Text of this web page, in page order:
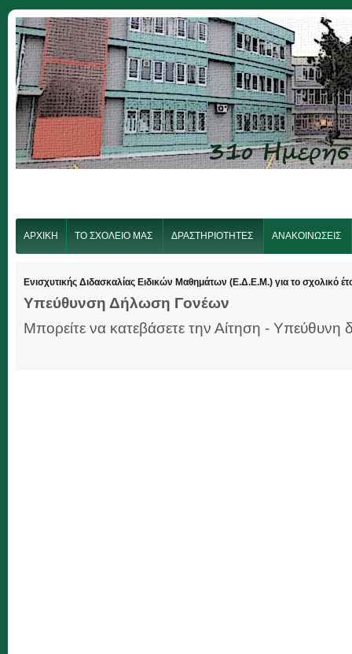
ΑΡΧΙΚΗ ΤΟ ΣΧΟΛΕΙΟ ΜΑΣ ΔΡΑΣΤΗΡΙΟΤΗΤΕΣ ΑΝΑΚΟΙΝΩΣΕΙΣ
Ενισχυτικής Διδασκαλίας Ειδικών Μαθημάτων (Ε.Δ.Ε.Μ.) για το σχολικό
Υπεύθυνση Δήλωση Γονέων
Μπορείτε να κατεβάσετε την Αίτηση -